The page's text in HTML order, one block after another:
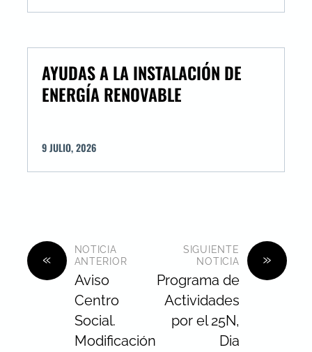
AYUDAS A LA INSTALACIÓN DE
ENERGÍA RENOVABLE
9 JULIO,2026
«
NOTICIA
ANTERIOR
Aviso
Centro
Social.
Modificación
»
SIGUIENTE
NOTICIA
Programa de
Actividades
por el 25N,
Dia